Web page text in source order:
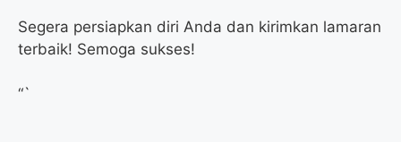
Segera persiapkan diri Anda dan kirimkan lamaran
terbaik! Semoga sukses!
“`